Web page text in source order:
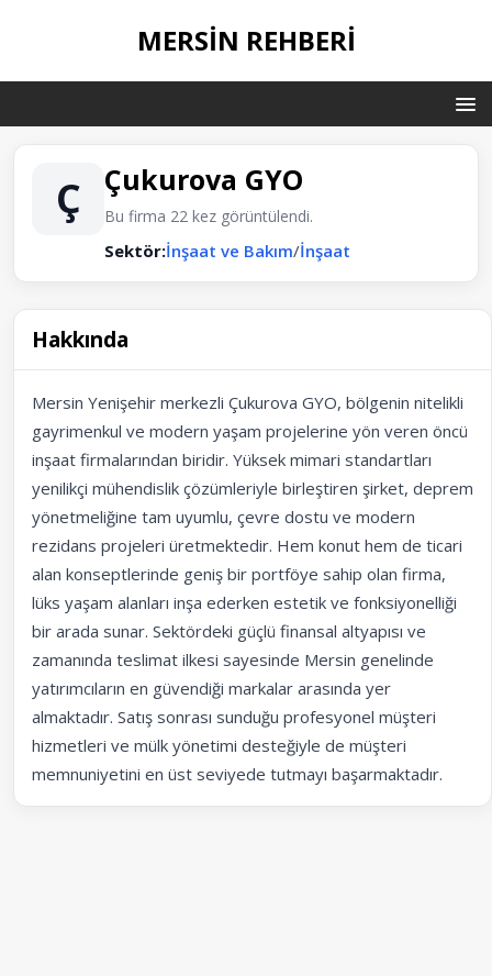
MERSIN REHBERI
Ç Çukurova GYO
Bu firma 22 kez görüntülendi.
Sektör:İnşaat ve Bakım/İnşaat
Hakkında
Mersin Yenişehir merkezli Çukurova GYO, bölgenin nitelikli
gayrimenkul ve modern yaşam projelerine yön veren öncü
inşaat firmalarından biridir. Yüksek mimari standartları
yenilikçi mühendislik çözümleriyle birleştiren şirket, deprem
yönetmeliğine tam uyumlu, çevre dostu ve modern
rezidans projeleri üretmektedir. Hem konut hem de ticari
alan konseptlerinde geniş bir portföye sahip olan firma,
lüks yaşam alanları inşa ederken estetik ve fonksiyonelliği
bir arada sunar. Sektördeki güçlü finansal altyapısı ve
zamanında teslimat ilkesi sayesinde Mersin genelinde
yatırımcıların en güvendiği markalar arasında yer
almaktadır. Satış sonrası sunduğu profesyonel müşteri
hizmetleri ve mülk yönetimi desteğiyle de müşteri
memnuniyetini en üst seviyede tutmayı başarmaktadır.